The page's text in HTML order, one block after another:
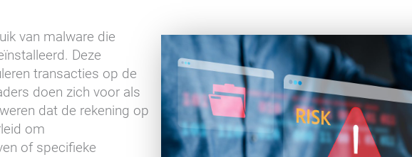
van malware die
Deze
transacties op de
doen zich voor als
dat de rekening op
om
of specifieke